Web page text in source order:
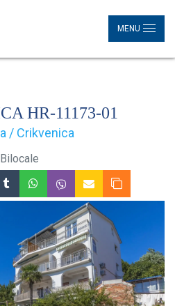
MENU
HR-11173-01
/ Crikvenica
Bilocale